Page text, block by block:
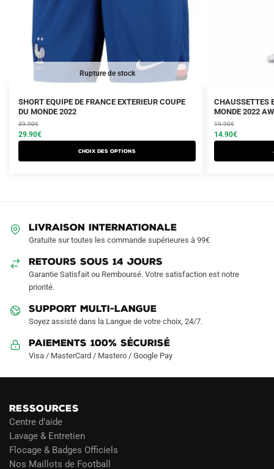
Rupture de stock
SHORT EQUIPE DE FRANCE EXTERIEUR COUPE
DU MONDE 2022
39.90€
Le
prix
initial
était :
29.90€
Le
prix
actuel
est :
Choix des options
Ce
produit
a
plusieurs
variations.
choisies
la
page
produit
CHAUSSETTES
MONDE 2022
19.90€
Le
prix
initial
était :
14.90€
Le
prix
actuel
est :
LIVRAISON INTERNATIONALE
Gratuite sur toutes les commande supérieures à 99€
RETOURS SOUS 14 JOURS
Garantie Satisfait ou Remboursé. Votre satisfaction est notre
priorité.
SUPPORT MULTI-LANGUE
Soyez assisté dans la Langue de votre choix, 24/7.
Paiements 100% Sécurisé
Visa / MasterCard / Mastero / Google Pay
RESSOURCES
Centre d’aide
Lavage & Entretien
Flocage & Badges Officiels
Nos Maillots de Football